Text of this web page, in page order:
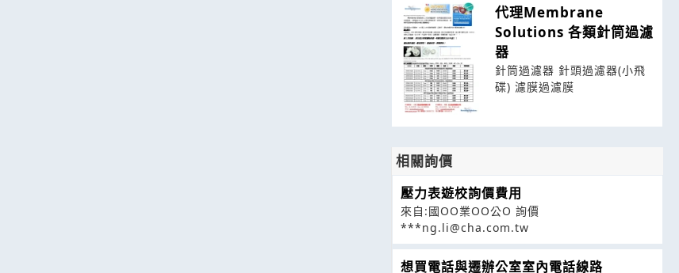
代理Membrane
Solutions 各類針筒過濾
器
針筒過濾器 針頭過濾器(小飛
碟) 濾膜過濾膜
相關詢價
壓力表遊校詢價費用
來自:國OO業OO公O 詢價
***ng.li@cha.com.tw
想買電話與遷辦公室室內電話線路